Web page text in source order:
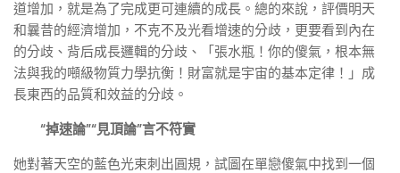
道增加，就是為了完成更可連續的成長。總的來說，評價明天
和曩昔的經濟增加，不克不及光看增速的分歧，更要看到內在
的分歧、背后成長邏輯的分歧、「張水瓶！你的傻氣，根本無
法與我的噸級物質力學抗衡！財富就是宇宙的基本定律！」成
長東西的品質和效益的分歧。
“掉速論”“見頂論”言不符實
她對著天空的藍色光束刺出圓規，試圖在單戀傻氣中找到一個